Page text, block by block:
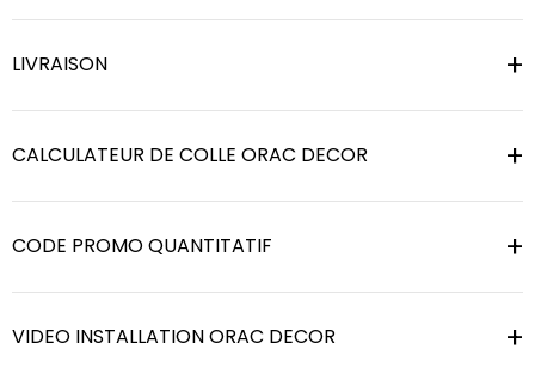
LIVRAISON
CALCULATEUR DE COLLE ORAC DECOR
CODE PROMO QUANTITATIF
VIDEO INSTALLATION ORAC DECOR